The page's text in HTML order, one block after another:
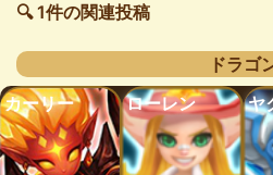
🔍 1件の関連投稿
ドラゴ
カーリー
ローレン ヤ